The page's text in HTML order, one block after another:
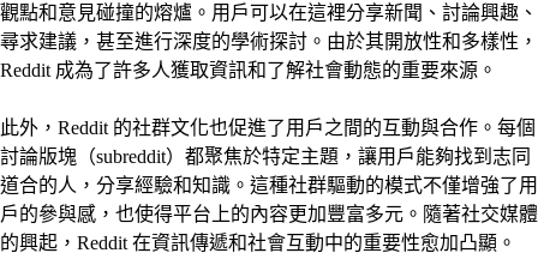
觀點和意見碰撞的熔爐。用戶可以在這裡分享新聞、討論興趣、
尋求建議，甚至進行深度的學術探討。由於其開放性和多樣性，
Reddit 成為了許多人獲取資訊和了解社會動態的重要來源。
此外，Reddit 的社群文化也促進了用戶之間的互動與合作。每個
討論版塊（subreddit）都聚焦於特定主題，讓用戶能夠找到志同
道合的人，分享經驗和知識。這種社群驅動的模式不僅增強了用
戶的參與感，也使得平台上的內容更加豐富多元。隨著社交媒體
的興起，Reddit 在資訊傳遞和社會互動中的重要性愈加凸顯。